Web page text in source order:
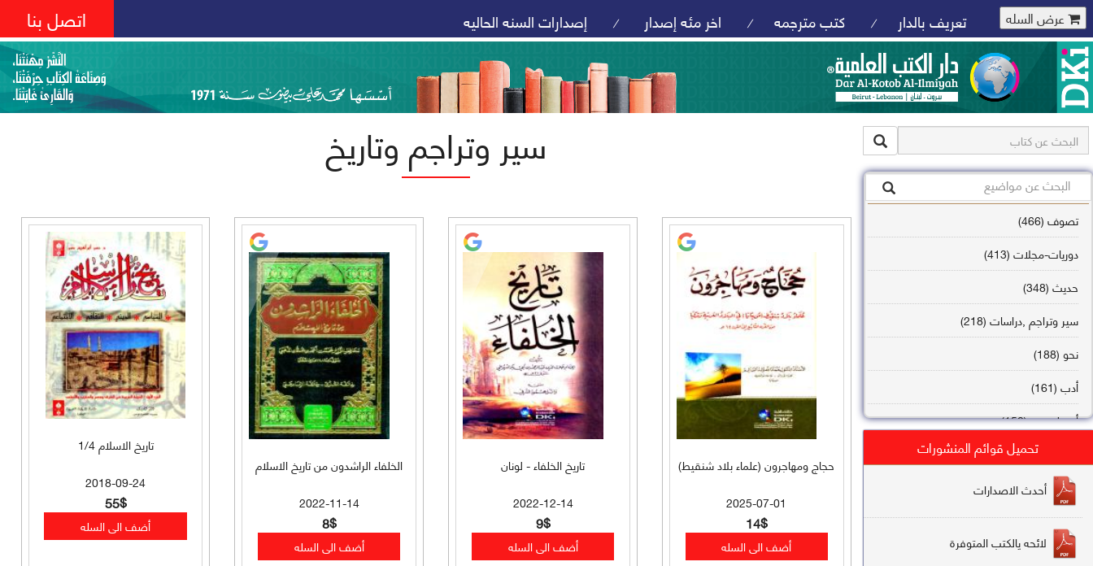
عرض السله تعريف بالدار / كتب مترجمه / اخر مئه إصدار / إصدارات السنه الحاليه اتصل بنا
تصوف (466)
دوريات-مجلات (413)
حديث (348)
سير وتراجم ,دراسات (218)
نحو (188)
أدب (161)
أصول فقه (158)
تاريخ (138)
فقه شافعي (132)
فقه حنفي (113)
تحميل قوائم المنشورات
أحدث الاصدارات
لائحه يالكتب المتوفرة
سير وتراجم وتاريخ
حجاج ومهاجرون (علماء بلاد شنقيط)
2025-07-01
14$
تاريخ الخلفاء - لونان
2022-12-14
9$
الخلفاء الراشدون من تاريخ الاسلام
2022-11-14
8$
تاريخ الاسلام 1/4
2018-09-24
55$